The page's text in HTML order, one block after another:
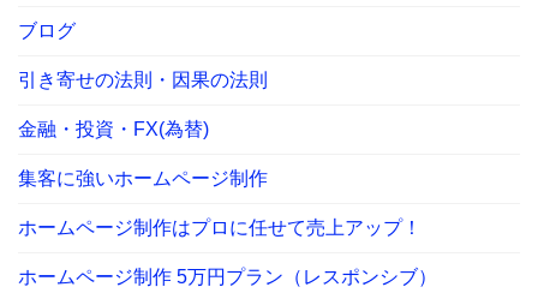
ブログ
引き寄せの法則・因果の法則
金融・投資・FX(為替)
集客に強いホームページ制作
ホームページ制作はプロに任せて売上アップ！
ホームページ制作 5万円プラン（レスポンシブ）